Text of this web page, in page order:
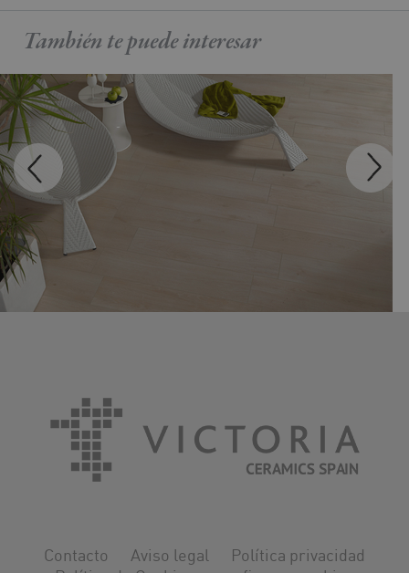
También te puedeinteresar
Contacto Aviso legal
Política privacidad